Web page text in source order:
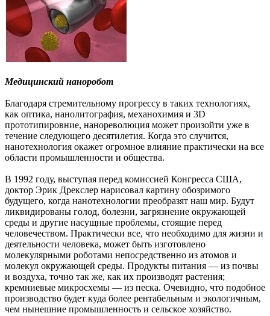
Медицинский наноробот
Благодаря стремительному прогрессу в таких технологиях,
как оптика, нанолитография, механохимия и 3D
прототипировние, нанореволюция может произойти уже в
течение следующего десятилетия. Когда это случится,
нанотехнология окажет огромное влияние практически на все
области промышленности и общества.
В 1992 году, выступая перед комиссией Конгресса США,
доктор Эрик Дрекслер нарисовал картину обозримого
будущего, когда нанотехнологии преобразят наш мир. Будут
ликвидированы голод, болезни, загрязнение окружающей
среды и другие насущные проблемы, стоящие перед
человечеством. Практически все, что необходимо для жизни и
деятельности человека, может быть изготовлено
молекулярными роботами непосредственно из атомов и
молекул окружающей среды. Продукты питания — из почвы
и воздуха, точно так же, как их производят растения;
кремниевые микросхемы — из песка. Очевидно, что подобное
производство будет куда более рентабельным и экологичным,
чем нынешние промышленность и сельское хозяйство.